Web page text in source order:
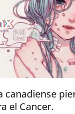
canadiense
el Cancer.